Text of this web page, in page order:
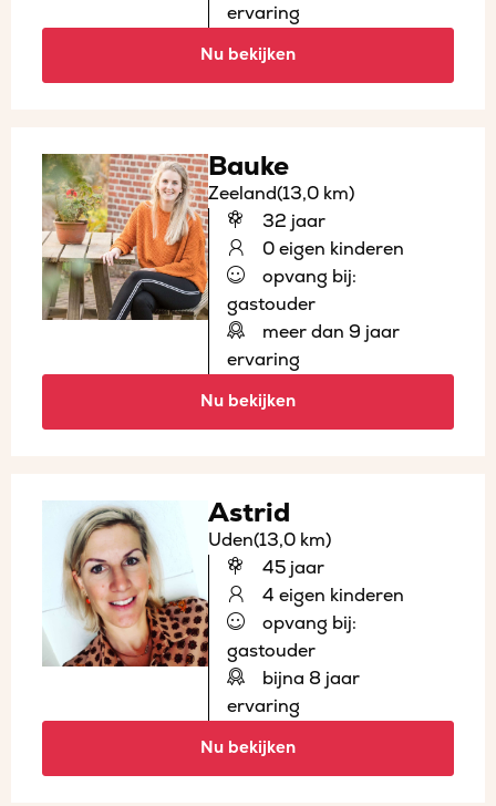
ervaring
Nu bekijken
Bauke
Zeeland(13,0 km)
32 jaar
0 eigen kinderen
opvang bij:
gastouder
meer dan 9 jaar
ervaring
Nu bekijken
Astrid
Uden(13,0 km)
45 jaar
4 eigen kinderen
opvang bij:
gastouder
bijna 8 jaar
ervaring
Nu bekijken